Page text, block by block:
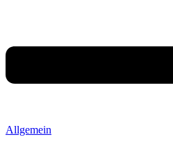
Allgemein